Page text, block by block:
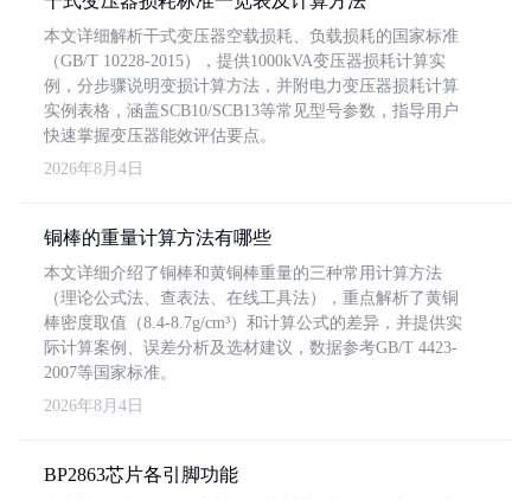
本文详细解析干式变压器空载损耗、负载损耗的国家标准
（GB/T 10228-2015），提供1000kVA变压器损耗计算实
例，分步骤说明变损计算方法，并附电力变压器损耗计算
实例表格，涵盖SCB10/SCB13等常见型号参数，指导用户
快速掌握变压器能效评估要点。
2026年8月4日
铜棒的重量计算方法有哪些
本文详细介绍了铜棒和黄铜棒重量的三种常用计算方法
（理论公式法、查表法、在线工具法），重点解析了黄铜
棒密度取值（8.4-8.7g/cm³）和计算公式的差异，并提供实
际计算案例、误差分析及选材建议，数据参考GB/T 4423-
2007等国家标准。
2026年8月4日
BP2863芯片各引脚功能